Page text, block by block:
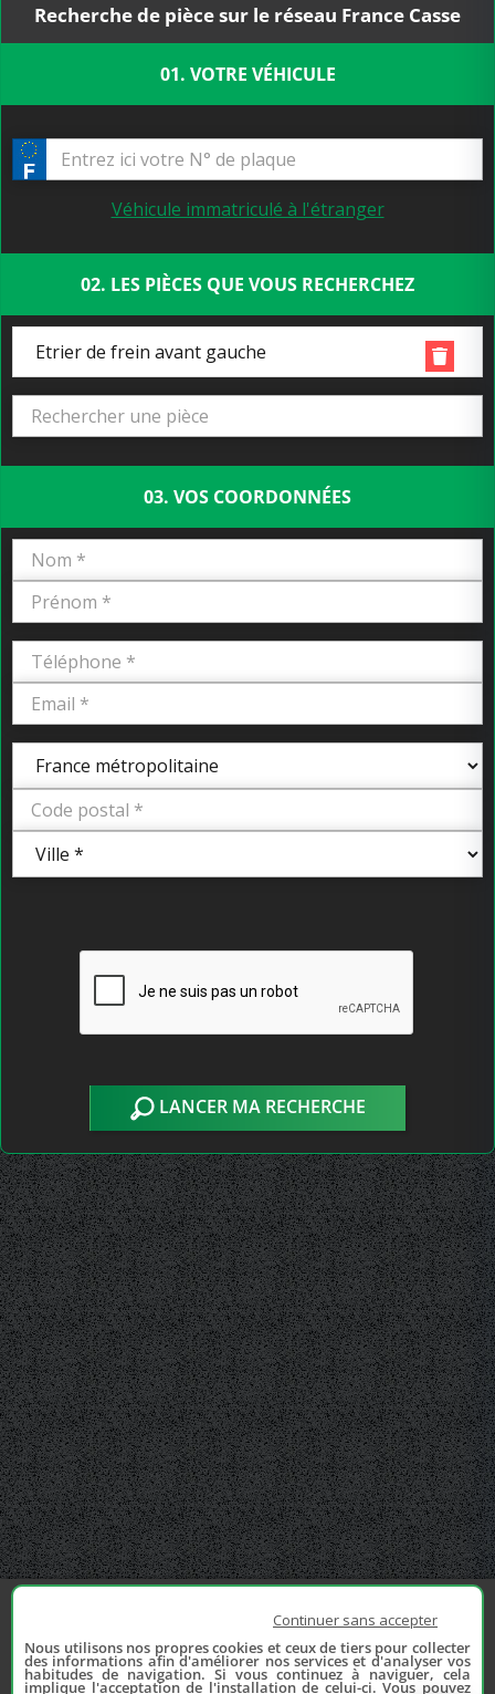
Recherche de pièce sur le réseau France Casse
01. VOTRE VÉHICULE
Véhicule immatriculé à l'étranger
02. LES PIÈCES QUE VOUS RECHERCHEZ
Etrier de frein avant gauche
03. VOS COORDONNÉES
LANCER MA RECHERCHE
Continuer sans accepter
Nous utilisons nos propres cookies et ceux de tiers pour collecter
des informations afin d'améliorer nos services et d'analyser vos
habitudes de navigation. Si vous continuez à naviguer, cela
implique l'acceptation de l'installation de celui-ci. Vous pouvez